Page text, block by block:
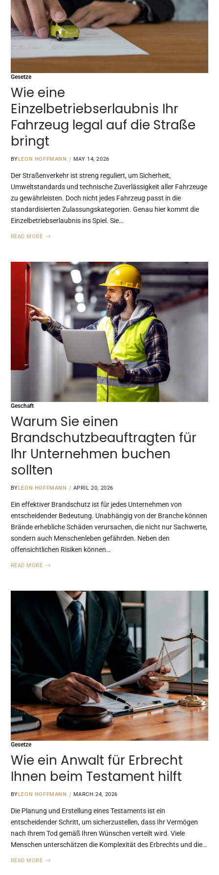
Gesetze
Wie eine
Einzelbetriebserlaubnis Ihr
Fahrzeug legal auf die Straße
bringt
BY LEON HOFFMANN MAY 14, 2026
Der Straßenverkehr ist streng reguliert, um Sicherheit,
Umweltstandards und technische Zuverlässigkeit aller Fahrzeuge
zu gewährleisten. Doch nicht jedes Fahrzeug passt in die
standardisierten Zulassungskategorien. Genau hier kommt die
Einzelbetriebserlaubnis ins Spiel. Sie…
READ MORE
Geschaft
Warum Sie einen
Brandschutzbeauftragten für
Ihr Unternehmen buchen
sollten
BYLEON HOFFMANN APRIL 20, 2026
Ein effektiver Brandschutz ist für jedes Unternehmen von
entscheidender Bedeutung. Unabhängig von der Branche können
Brände erhebliche Schäden verursachen, die nicht nur Sachwerte,
sondern auch Menschenleben gefährden. Neben den
offensichtlichen Risiken können…
READ MORE
Gesetze
Wie ein Anwalt für Erbrecht
Ihnen beim Testament hilft
BY LEON HOFFMANN MARCH 24, 2026
Die Planung und Erstellung eines Testaments ist ein
entscheidender Schritt, um sicherzustellen, dass Ihr Vermögen
nach Ihrem Tod gemäß Ihren Wünschen verteilt wird. Viele
Menschen unterschätzen die Komplexität des Erbrechts und die…
READ MORE